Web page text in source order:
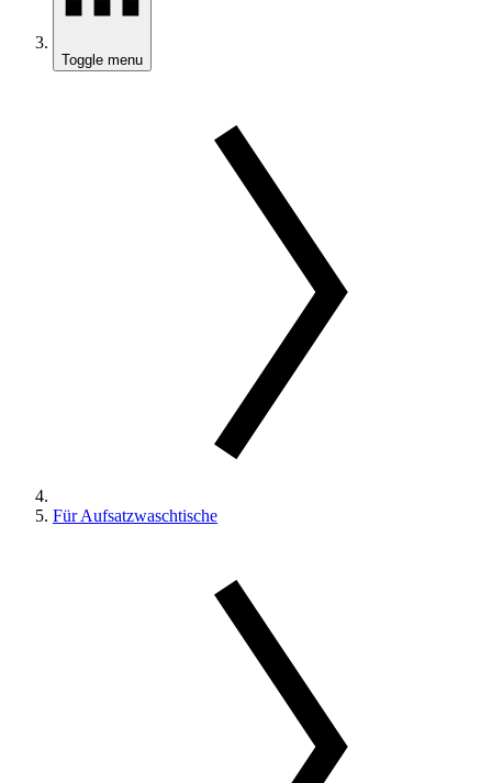
Toggle menu
Für Aufsatzwaschtische